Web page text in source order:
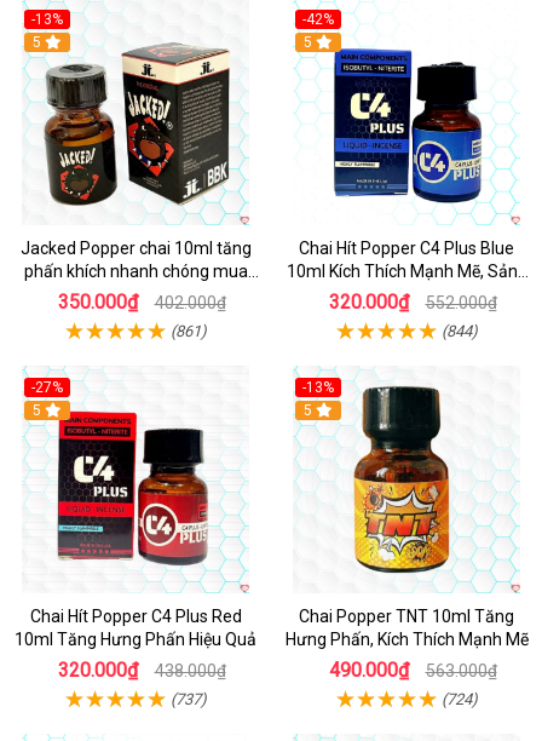
-13%
5
Jacked Popper chai 10ml tăng
phấn khích nhanh chóng mua
ngay
350.000₫ 402.000₫
(861)
-42%
5
Chai Hít Popper C4 Plus Blue
10ml Kích Thích Mạnh Mẽ, Sảng
Khoái
320.000₫ 552.000₫
(844)
-27%
5
Chai Hít Popper C4 Plus Red
10ml Tăng Hưng Phấn Hiệu Quả
320.000₫ 438.000₫
(737)
-13%
5
Chai Popper TNT 10ml Tăng
Hưng Phấn, Kích Thích Mạnh Mẽ
490.000₫ 563.000₫
(724)